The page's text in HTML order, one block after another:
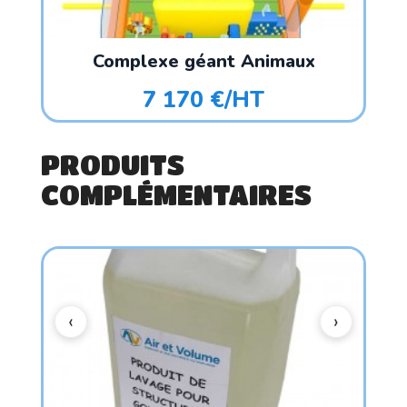
Complexe géant Animaux
7 170 €/HT
PRODUITS
COMPLÉMENTAIRES